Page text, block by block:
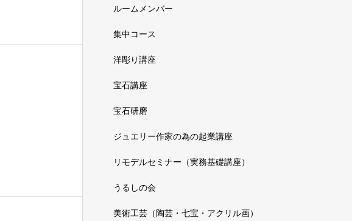
ルームメンバー
集中コース
洋彫り講座
宝石講座
宝石研磨
ジュエリー作家の為の起業講座
リモデルセミナー（実務基礎講座）
うるしの会
美術工芸（陶芸・七宝・アクリル画）